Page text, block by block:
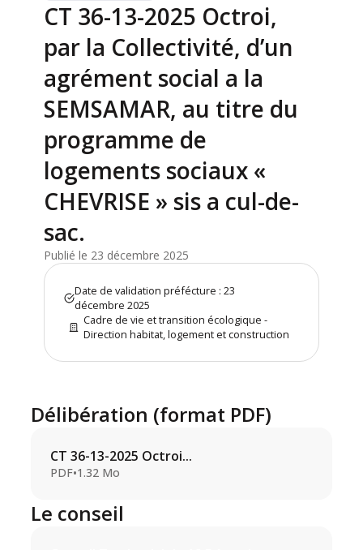
CT 36-13-2025 Octroi,
par la Collectivité, d’un
agrément social a la
SEMSAMAR, au titre du
programme de
logements sociaux «
CHEVRISE » sis a cul-de-
sac.
Publié le 23 décembre 2025
Date de validation préfécture : 23
décembre 2025
Cadre de vie et transition écologique -
Direction habitat, logement et construction
Délibération (format PDF)
CT 36-13-2025 Octroi...
PDF•1.32 Mo
Le conseil